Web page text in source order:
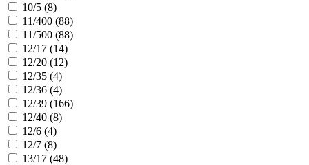
10/5 (8)
11/400 (88)
11/500 (88)
12/17 (14)
12/20 (12)
12/35 (4)
12/36 (4)
12/39 (166)
12/40 (8)
12/6 (4)
12/7 (8)
13/17 (48)